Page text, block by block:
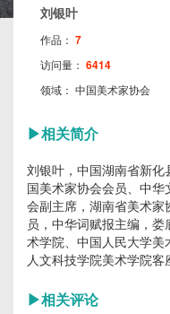
刘银叶
作品： 7
访问量： 6414
领域： 中国美术家协会
▶相关简介
刘银叶，中国湖南省新
国美术家协会会员、中
会副主席，湖南省美术
员，中华词赋报主编，
术学院、中国人民大学
人文科技学院美术学院客
▶相关评论